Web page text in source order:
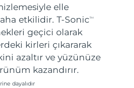
elle
etkilidir. T-SonicTM
geçici olarak
kirleri çıkararak
azaltır ve yüzünüze
kazandırır.
dayalıdır
Tahmini teslim tarihi
11/08/2026
Tahmini teslim tarihi
09/08/2026
Tahmini teslim tarihi